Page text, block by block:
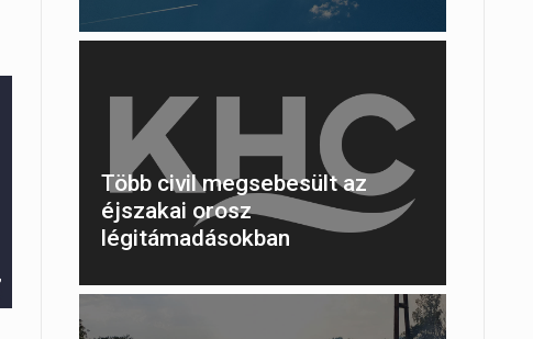
Több civil megsebesült az
éjszakai orosz
légitámadásokban